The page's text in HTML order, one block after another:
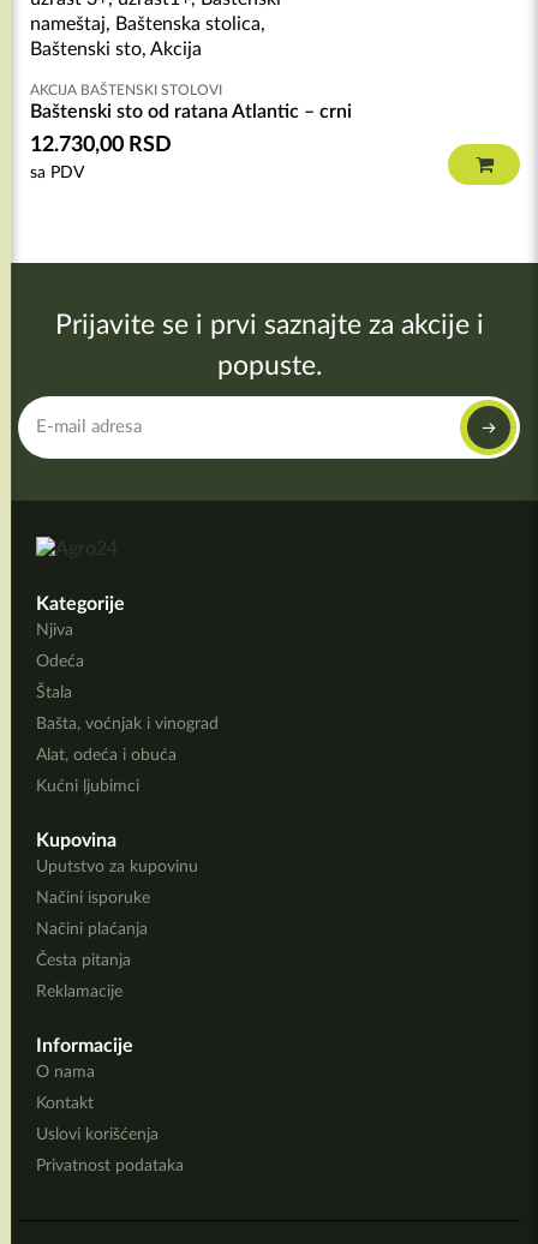
AKCIJA BAŠTENSKI STOLOVI
Baštenski sto od ratana Atlantic – crni
12.730,00 RSD
sa PDV
Prijavite se i prvi saznajte za akcije i
popuste.
Kategorije
Njiva
Odeća
Štala
Bašta, voćnjak i vinograd
Alat, odeća i obuća
Kućni ljubimci
Kupovina
Uputstvo za kupovinu
Načini isporuke
Načini plaćanja
Česta pitanja
Reklamacije
Informacije
O nama
Kontakt
Uslovi korišćenja
Privatnost podataka